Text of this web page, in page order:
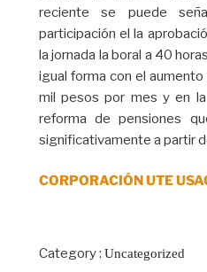
reciente se puede
participación el la
la jornada la boral a 40
igual forma con el
mil pesos por mes y en
reforma de pensiones
significativamente a partir
CORPORACIÓN UTE
Category : Uncategorized